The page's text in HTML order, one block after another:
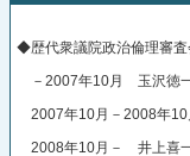
プ
◆歴代衆議院政治倫理審査
－2007年10月 玉沢徳
2007年10月－2008年
2008年10月－ 井上喜